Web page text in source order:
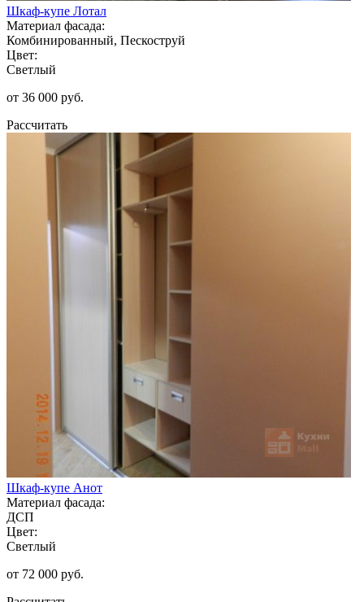
Шкаф-купе Лотал
Материал фасада:
Комбинированный, Пескоструй
Цвет:
Светлый
от 36 000 руб.
Рассчитать
Шкаф-купе Анот
Материал фасада:
ДСП
Цвет:
Светлый
от 72 000 руб.